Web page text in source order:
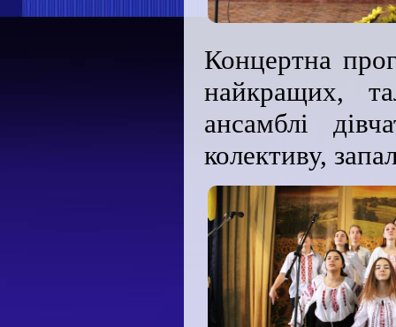
Концертна
найкращих,
ансамблі
колективу,